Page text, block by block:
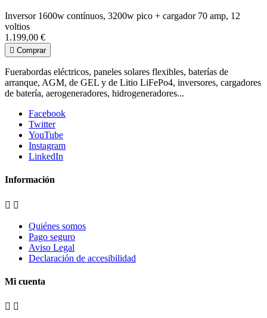
Inversor 1600w contínuos, 3200w pico + cargador 70 amp, 12
voltios
1.199,00 €
 Comprar
Fuerabordas eléctricos, paneles solares flexibles, baterías de
arranque, AGM, de GEL y de Litio LiFePo4, inversores, cargadores
de batería, aerogeneradores, hidrogeneradores...
Facebook
Twitter
YouTube
Instagram
LinkedIn
Información
 
Quiénes somos
Pago seguro
Aviso Legal
Declaración de accesibilidad
Mi cuenta
 